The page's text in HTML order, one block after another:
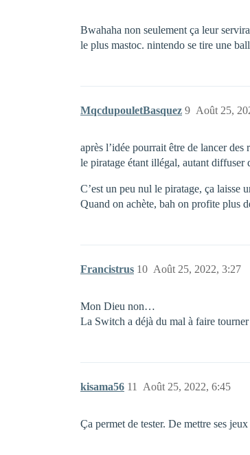
Bwahaha non seulement ça leur
le plus mastoc. nintendo se tire une
MqcdupouletBasquez Août 25,
9
après l’idée pourrait être de lancer des
le piratage étant illégal, autant diffuser
C’est un peu nul le piratage, ça
Quand on achète, bah on profite plus
Francistrus Août 25, 2022, 3:27
10
Mon Dieu non…
La Switch a déjà du mal à faire
kisama56 Août 25, 2022, 6:45
11
Ça permet de tester. De mettre ses